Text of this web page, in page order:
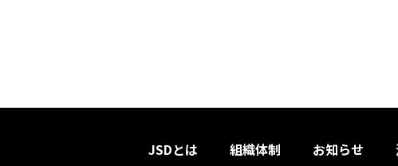
JSDとは 組織体制 お知らせ